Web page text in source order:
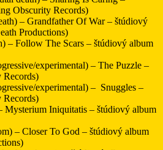
Obscurity Records)
– Grandfather Of War – štúdiový
Productions)
– Follow The Scars – štúdiový album
experimental) – The Puzzle –
experimental) – Snuggles –
Iniquitatis – štúdiový album
– Closer To God – štúdiový album